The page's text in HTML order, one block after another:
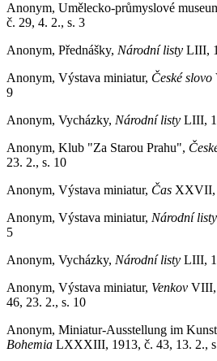
Anonym, Umělecko-průmyslové
č. 29, 4. 2., s. 3
Anonym, Přednášky, Národní listy LIII,
Anonym, Výstava miniatur, České slovo
9
Anonym, Vycházky, Národní listy LIII,
Anonym, Klub "Za Starou Prahu",
23. 2., s. 10
Anonym, Výstava miniatur, Čas XXVII,
Anonym, Výstava miniatur, Národní listy
5
Anonym, Vycházky, Národní listy LIII,
Anonym, Výstava miniatur, Venkov VIII,
46, 23. 2., s. 10
Anonym, Miniatur-Ausstellung im
Bohemia LXXXIII, 1913, č. 43, 13. 2.,